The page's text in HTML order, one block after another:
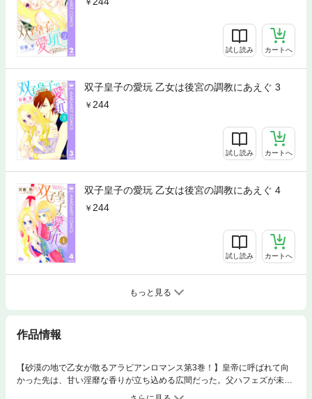
試し読み カートへ
双子皇子の愛玩 乙女は後宮の調教にあえぐ 3
244
試し読み カートへ
双子皇子の愛玩 乙女は後宮の調教にあえぐ 4
244
試し読み カートへ
もっと見る
作品情報
【砂漠の地で乙女が散るアラビアンロマンス第3巻！】皇帝に呼ばれて向
かった先は、甘い淫靡な香りが立ち込める広間だった。父ハフェズが未だ
見つからないことに苛立つ皇帝の命令により、ソハイラは大勢の者が見て